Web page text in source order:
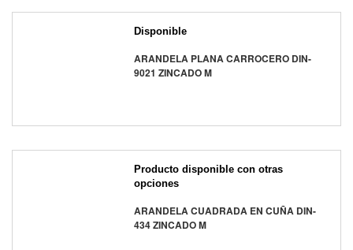
Disponible
ARANDELA PLANA CARROCERO DIN-
9021 ZINCADO M
Producto disponible con otras
opciones
ARANDELA CUADRADA EN CUÑA DIN-
434 ZINCADO M